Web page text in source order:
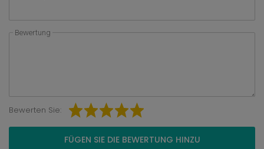
Bewertung
Bewerten Sie:
FÜGEN SIE DIE BEWERTUNG HINZU